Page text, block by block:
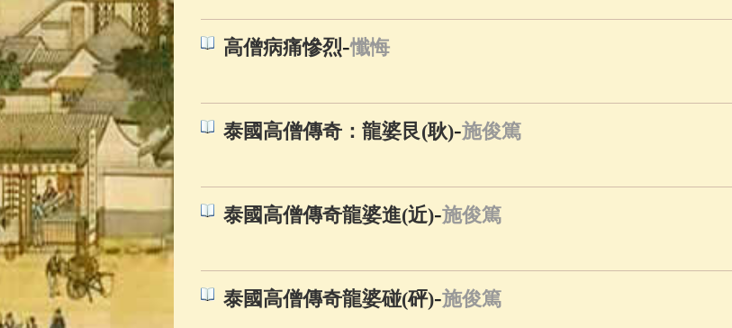
高僧病痛慘烈-懺悔
泰國高僧傳奇：龍婆艮(耿)-施俊篤
泰國高僧傳奇龍婆進(近)-施俊篤
泰國高僧傳奇龍婆碰(砰)-施俊篤